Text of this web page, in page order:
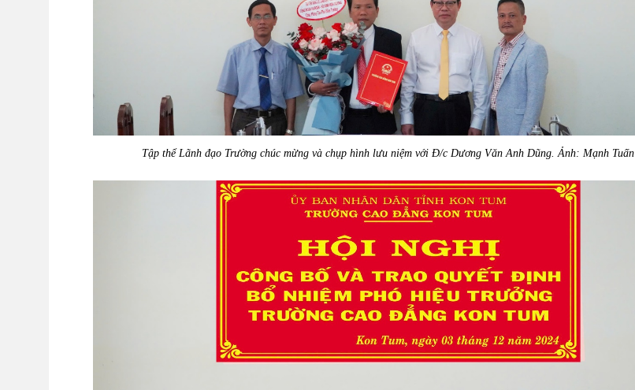
Tập thể Lãnh đạo Trường chúc mừng và chụp hình lưu niệm với Đ/c Dương Văn Anh Dũng. Ảnh: Mạnh Tuấn